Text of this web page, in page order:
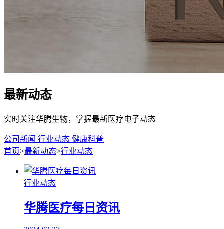
最新动态
实时关注华腾生物，掌握最新医疗电子动态
公司新闻 行业动态 健康科普
首页>最新动态>行业动态
行业动态
华腾医疗每日资讯